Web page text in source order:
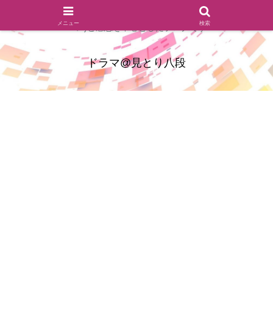
ドラマのシーンとセリフを切り取ったあらすじレビュー(復習ネタ
バレ)と感想を中心としたブログです
ドラマ@見とり八段
メニュー 検索